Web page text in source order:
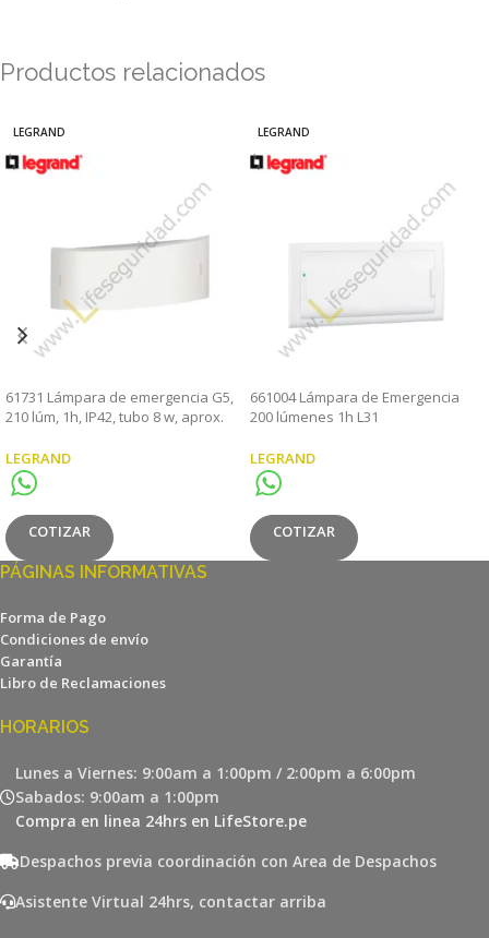
Productos relacionados
LEGRAND
61731 Lámpara de emergencia G5,
210 lúm, 1h, IP42, tubo 8 w, aprox.
LEGRAND
COTIZAR
LEGRAND
661004 Lámpara de Emergencia
200 lúmenes 1h L31
LEGRAND
COTIZAR
PÁGINAS INFORMATIVAS
Forma de Pago
Condiciones de envío
Garantía
Libro de Reclamaciones
HORARIOS
Lunes a Viernes: 9:00am a 1:00pm / 2:00pm a 6:00pm
Sabados: 9:00am a 1:00pm
Compra en linea 24hrs en LifeStore.pe
Despachos previa coordinación con Area de Despachos
Asistente Virtual 24hrs, contactar arriba